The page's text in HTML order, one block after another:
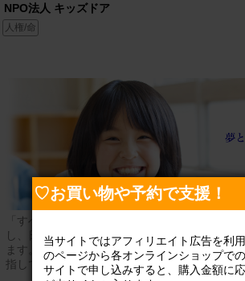
NPO法人 キッズドア
人権/命
「すべての子どもが夢や希望を持てる社会の
し、日本国内の貧困層の子どもや被災地の子
ます。学習会やイベントを通して、教育格差や
指しています。
♡お買い物や予約で支援！
当サイトではアフィリエイト広告を利
のページから各オンラインショップで
サイトで申し込みすると、購入金額に